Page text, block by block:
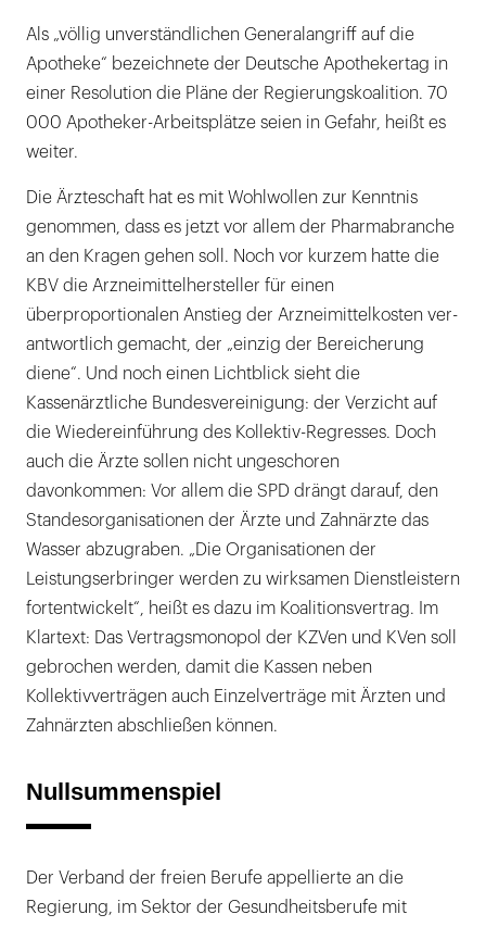
Als „völlig unverständlichen Generalangriff auf die
Apotheke“ bezeichnete der Deutsche Apothekertag in
einer Resolution die Pläne der Regierungskoalition. 70
000 Apotheker-Arbeitsplätze seien in Gefahr, heißt es
weiter.
Die Ärzteschaft hat es mit Wohlwollen zur Kenntnis
genommen, dass es jetzt vor allem der Pharmabranche
an den Kragen gehen soll. Noch vor kurzem hatte die
KBV die Arzneimittelhersteller für einen
überproportionalen Anstieg der Arzneimittelkosten ver-
antwortlich gemacht, der „einzig der Bereicherung
diene“. Und noch einen Lichtblick sieht die
Kassenärztliche Bundesvereinigung: der Verzicht auf
die Wiedereinführung des Kollektiv-Regresses. Doch
auch die Ärzte sollen nicht ungeschoren
davonkommen: Vor allem die SPD drängt darauf, den
Standesorganisationen der Ärzte und Zahnärzte das
Wasser abzugraben. „Die Organisationen der
Leistungserbringer werden zu wirksamen Dienstleistern
fortentwickelt“, heißt es dazu im Koalitionsvertrag. Im
Klartext: Das Vertragsmonopol der KZVen und KVen soll
gebrochen werden, damit die Kassen neben
Kollektivverträgen auch Einzelverträge mit Ärzten und
Zahnärzten abschließen können.
Nullsummenspiel
Der Verband der freien Berufe appellierte an die
Regierung, im Sektor der Gesundheitsberufe mit